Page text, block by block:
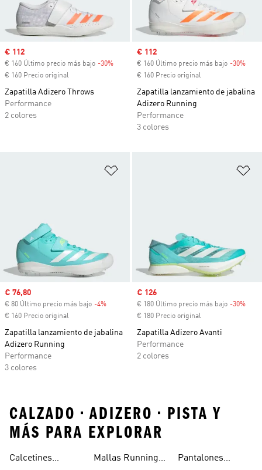
Precio de venta
€ 112
€ 160 Último precio más bajo -30% Descuento
€ 160 Precio original
Zapatilla Adizero Throws
Performance
2 colores
Precio de venta
€ 112
€ 160 Último precio más bajo -30%
€ 160 Precio original
Zapatilla lanzamiento de jabalina
Adizero Running
Performance
3 colores
Precio de venta
€ 76,80
€ 80 Último precio más bajo -4% Descuento
€ 160 Precio original
Zapatilla lanzamiento de jabalina
Adizero Running
Performance
3 colores
Precio de venta
€ 126
€ 180 Último precio más bajo -30%
€ 180 Precio original
Zapatilla Adizero Avanti
Performance
2 colores
CALZADO • ADIZERO • PISTA Y
MÁS PARA EXPLORAR
Calcetines
Mallas Running
Pantalones